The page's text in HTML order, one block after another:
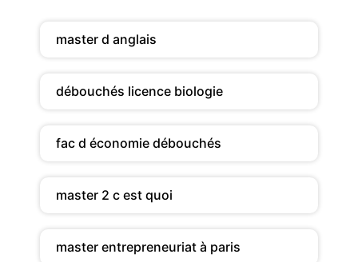
master d anglais
débouchés licence biologie
fac d économie débouchés
master 2 c est quoi
master entrepreneuriat à paris